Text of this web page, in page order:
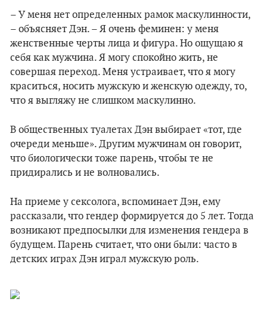
– У меня нет определенных рамок маскулинности,
– объясняет Дэн. – Я очень феминен: у меня
женственные черты лица и фигура. Но ощущаю я
себя как мужчина. Я могу спокойно жить, не
совершая переход. Меня устраивает, что я могу
краситься, носить мужскую и женскую одежду, то,
что я выгляжу не слишком маскулинно.
В общественных туалетах Дэн выбирает «тот, где
очереди меньше». Другим мужчинам он говорит,
что биологически тоже парень, чтобы те не
придирались и не волновались.
На приеме у сексолога, вспоминает Дэн, ему
рассказали, что гендер формируется до 5 лет. Тогда
возникают предпосылки для изменения гендера в
будущем. Парень считает, что они были: часто в
детских играх Дэн играл мужскую роль.